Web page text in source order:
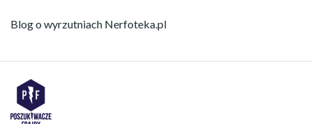
Blog o wyrzutniach Nerfoteka.pl